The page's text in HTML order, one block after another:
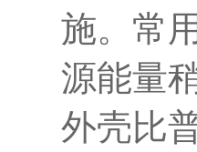
施。常
源能量
外壳比